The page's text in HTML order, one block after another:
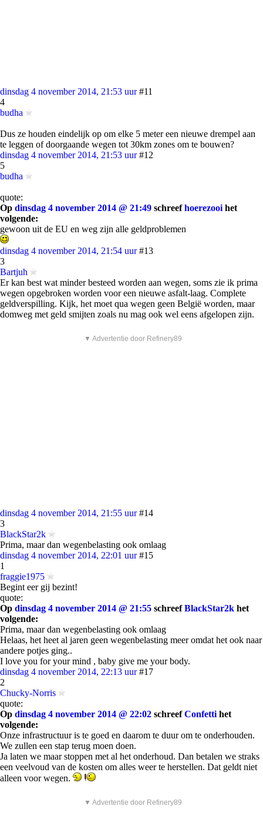
dinsdag 4 november 2014, 21:53 uur #11
4
budha
Dus ze houden eindelijk op om elke 5 meter een nieuwe drempel aan
te leggen of doorgaande wegen tot 30km zones om te bouwen?
dinsdag 4 november 2014, 21:53 uur #12
5
budha
quote:
Op dinsdag 4 november 2014 @ 21:49 schreefhoerezooi het
volgende:
gewoon uit de EU en weg zijn alle geldproblemen
dinsdag 4 november 2014, 21:54 uur #13
3
Bartjuh
Er kan best wat minder besteed worden aan wegen, soms zie ik prima
wegen opgebroken worden voor een nieuwe asfalt-laag. Complete
geldverspilling. Kijk, het moet qua wegen geen België worden, maar
domweg met geld smijten zoals nu mag ook wel eens afgelopen zijn.
▼ Advertentie door Refinery89
dinsdag 4 november 2014, 21:55 uur #14
3
BlackStar2k
Prima, maar dan wegenbelasting ook omlaag
dinsdag 4 november 2014, 22:01 uur #15
1
fraggie1975
Begint eer gij bezint!
quote:
Op dinsdag 4 november 2014 @ 21:55 schreefBlackStar2k het
volgende:
Prima, maar dan wegenbelasting ook omlaag
Helaas, het heet al jaren geen wegenbelasting meer omdat het ook naar
andere potjes ging..
I love you for your mind , baby give me your body.
dinsdag 4 november 2014, 22:13 uur #17
2
Chucky-Norris
quote:
Op dinsdag 4 november 2014 @ 22:02 schreefConfetti het
volgende:
Onze infrastructuur is te goed en daarom te duur om te onderhouden.
We zullen een stap terug moen doen.
Ja laten we maar stoppen met al het onderhoud. Dan betalen we straks
een veelvoud van de kosten om alles weer te herstellen. Dat geldt niet
alleen voor wegen.
▼ Advertentie door Refinery89